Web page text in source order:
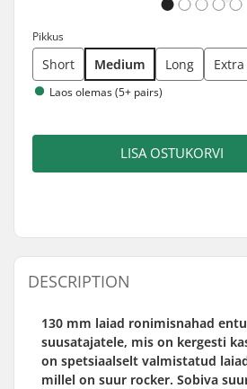
Pikkus
Short Medium Long
Laos olemas (5+ pairs)
LISA OSTUKORVI
DESCRIPTION
130 mm laiad ronimisnahad
suusatajatele, mis on kergesti
on spetsiaalselt valmistatud
millel on suur rocker. Sobiva